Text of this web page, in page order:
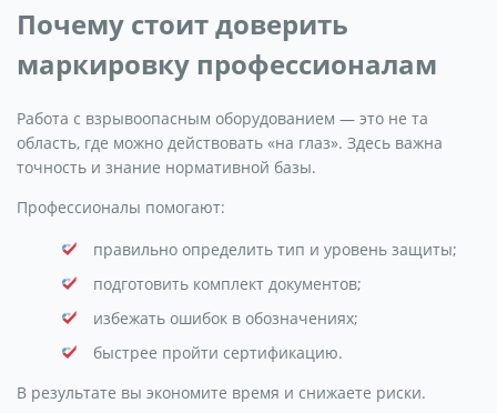
Почему стоит доверить
маркировку профессионалам
Работа с взрывоопасным оборудованием — это не та
область, где можно действовать «на глаз». Здесь важна
точность и знание нормативной базы.
Профессионалы помогают:
правильно определить тип и уровень защиты;
подготовить комплект документов;
избежать ошибок в обозначениях;
быстрее пройти сертификацию.
В результате вы экономите время и снижаете риски.